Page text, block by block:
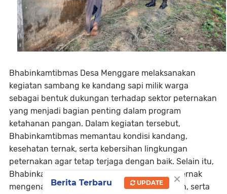
Bhabinkamtibmas Desa Menggare melaksanakan
kegiatan sambang ke kandang sapi milik warga
sebagai bentuk dukungan terhadap sektor peternakan
yang menjadi bagian penting dalam program
ketahanan pangan. Dalam kegiatan tersebut,
Bhabinkamtibmas memantau kondisi kandang,
kesehatan ternak, serta kebersihan lingkungan
peternakan agar tetap terjaga dengan baik. Selain itu,
Bhabinkamtibmas juga berdialog dengan peternak
mengenai perawatan sapi, ketersediaan pakan, serta
×
Berita Terbaru UPDATE